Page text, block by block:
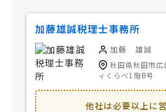
加藤雄誠税理士事務所
加藤 雄誠
秋田県秋田市
ィくらべ1階B号
他社は必要以上に